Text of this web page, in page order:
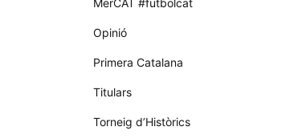
Opinió
Primera Catalana
Titulars
Torneig d’Històrics